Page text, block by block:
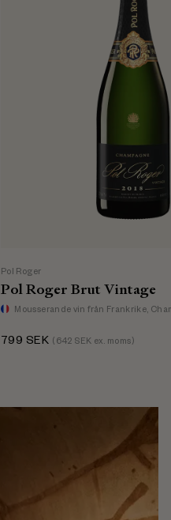
Pol Roger
Pol Roger Brut Vintage
Mousserande vin från Frankrike,
799 SEK ( 642 SEK ex. moms)